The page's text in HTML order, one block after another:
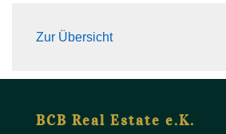
Zur Übersicht
BCB Real Estate e.K.